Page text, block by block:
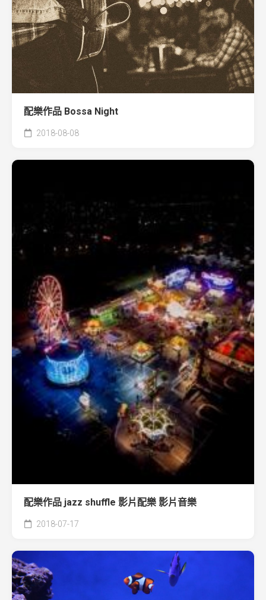
配樂作品 Bossa Night
2018-08-08
配樂作品 jazz shuffle 影片配樂 影片音樂
2018-07-17